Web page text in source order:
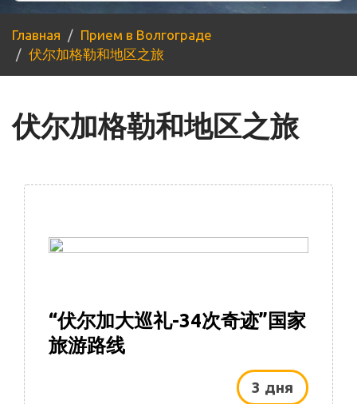
Главная
Прием в Волгограде
伏尔加格勒和地区之旅
伏尔加格勒和地区之旅
“伏尔加大巡礼-34次奇迹”国家
旅游路线
3 дня